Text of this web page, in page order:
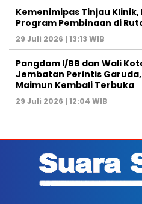
Kemenimipas Tinjau
Program Pembinaan di
29 Juli 2026 | 13:13 WIB
Pangdam I/BB dan Wali
Jembatan Perintis
Maimun Kembali Terbuka
29 Juli 2026 | 12:04 WIB